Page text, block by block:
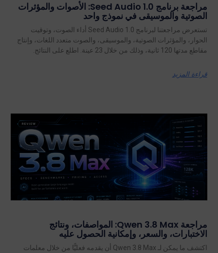
مراجعة برنامج Seed Audio 1.0: الأصوات والمؤثرات
الصوتية والموسيقى في نموذج واحد
تستعرض مراجعتنا لبرنامج Seed Audio 1.0 أداء الصوت، وتوقيت
الحوار، والمؤثرات الصوتية، والموسيقى، والصوت متعدد اللغات، وإنتاج
مقاطع مدتها 120 ثانية، وذلك من خلال 23 عينة. اطلع على النتائج.
قراءة المزيد
مراجعة Qwen 3.8 Max: المواصفات، ونتائج
الاختبارات، والسعر، وإمكانية الحصول عليه
اكتشف ما يمكن لـ Qwen 3.8 Max أن يقدمه فعليًّا من خلال معلمات